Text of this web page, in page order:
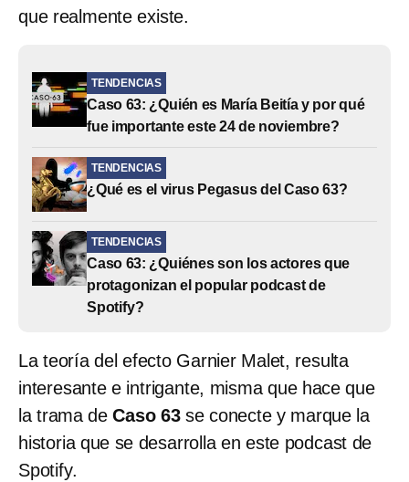
que realmente existe.
TENDENCIAS
​​Caso 63: ¿Quién es María Beitía y por qué
fue importante este 24 de noviembre?
TENDENCIAS
¿Qué es el virus Pegasus del Caso 63?
TENDENCIAS
Caso 63: ¿Quiénes son los actores que
protagonizan el popular podcast de
Spotify?
La teoría del efecto Garnier Malet, resulta
interesante e intrigante, misma que hace que
la trama deCaso 63se conecte y marque la
historia que se desarrolla en este podcast de
Spotify.